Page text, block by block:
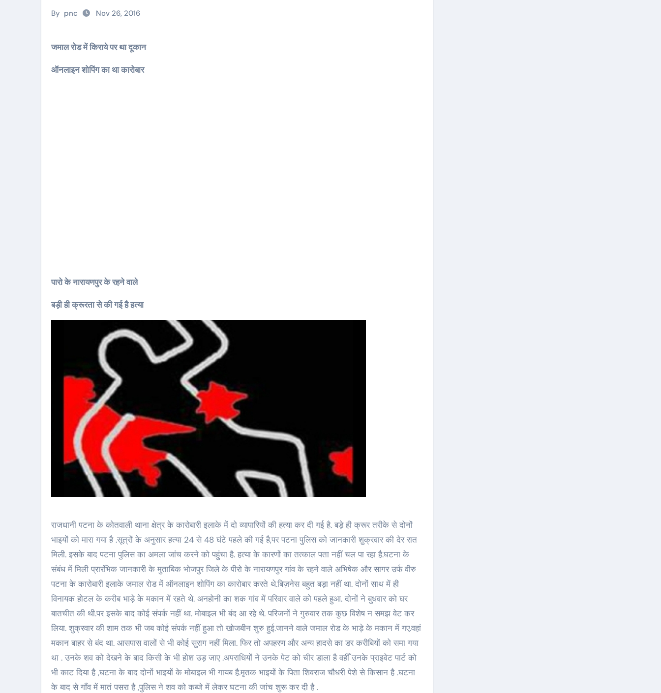
By pnc Nov 26, 2016
जमाल रोड में किराये पर था दूकान
ऑनलाइन शोपिंग का था कारोबार
पारो के नारायणपुर के रहने वाले
बड़ी ही क्रूरता से की गई है हत्या
राजधानी पटना के कोतवाली थाना क्षेत्र के कारोबारी इलाके में दो व्यापारियों की हत्या कर दी गई है. बड़े ही क्रूर तरीके से दोनों
भाइयों को मारा गया है .सूत्रों के अनुसार हत्या 24 से 48 घंटे पहले की गई है,पर पटना पुलिस को जानकारी शुक्रवार की देर रात
मिली. इसके बाद पटना पुलिस का अमला जांच करने को पहुंचा है. हत्या के कारणों का तत्काल पता नहीं चल पा रहा है.घटना के
संबंध में मिली प्रारंभिक जानकारी के मुताबिक भोजपुर जिले के पीरो के नारायणपुर गांव के रहने वाले अभिषेक और सागर उर्फ वीरु
पटना के कारोबारी इलाके जमाल रोड में ऑनलाइन शोपिंग का कारोबार करते थे.बिज़नेस बहुत बड़ा नहीं था. दोनों साथ में ही
विनायक होटल के करीब भाड़े के मकान में रहते थे. अनहोनी का शक गांव में परिवार वाले को पहले हुआ. दोनों ने बुधवार को घर
बातचीत की थी.पर इसके बाद कोई संपर्क नहीं था. मोबाइल भी बंद आ रहे थे. परिजनों ने गुरुवार तक कुछ विशेष न समझ वेट कर
लिया. शुक्रवार की शाम तक भी जब कोई संपर्क नहीं हुआ तो खोजबीन शुरु हुई.जानने वाले जमाल रोड के भाड़े के मकान में गए.वहां
मकान बाहर से बंद था. आसपास वालों से भी कोई सुराग नहीं मिला. फिर तो अपहरण और अन्य हादसे का डर करीबियों को समा गया
था . उनके शव को देखने के बाद किसी के भी होश उड़ जाए .अपराधियों ने उनके पेट को चीर डाला है वहीँ उनके प्राइवेट पार्ट को
भी काट दिया है ,घटना के बाद दोनों भाइयों के मोबाइल भी गायब है.मृतक भाइयों के पिता शिवराज चौधरी पेशे से किसान है .घटना
के बाद से गाँव में मातं पसरा है ,पुलिस ने शव को कब्जे में लेकर घटना की जांच शुरू कर दी है .